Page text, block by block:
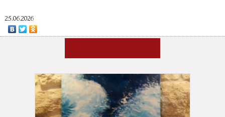
25.06.2026